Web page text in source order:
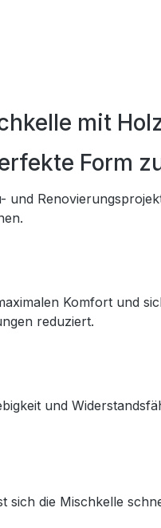
mit
Form
und
Komfort und
reduziert.
und
sich die Mischkelle